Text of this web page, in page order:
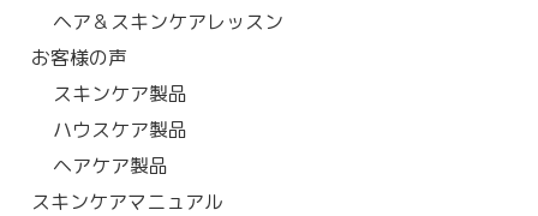
ヘア＆スキンケアレッスン
お客様の声
スキンケア製品
ハウスケア製品
ヘアケア製品
スキンケアマニュアル